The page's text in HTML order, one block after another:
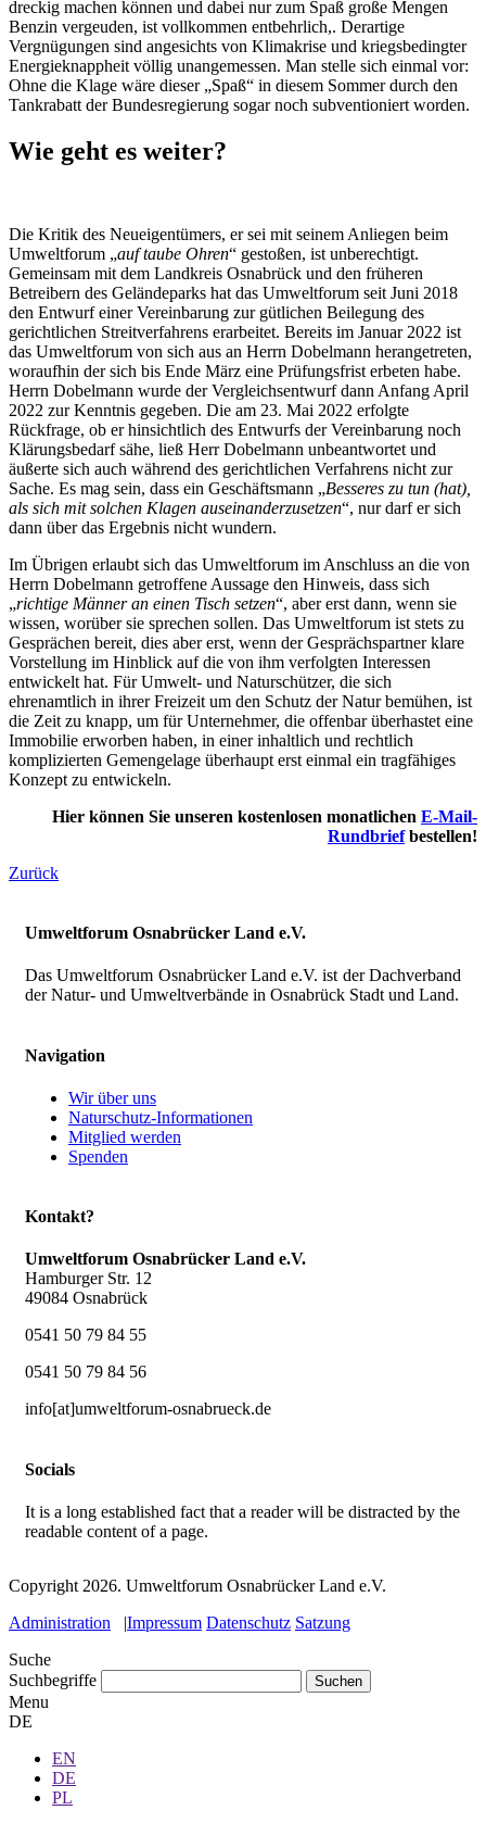
dreckig machen können und dabei nur zum Spaß große Mengen
Benzin vergeuden, ist vollkommen entbehrlich,. Derartige
Vergnügungen sind angesichts von Klimakrise und kriegsbedingter
Energieknappheit völlig unangemessen. Man stelle sich einmal vor:
Ohne die Klage wäre dieser „Spaß“ in diesem Sommer durch den
Tankrabatt der Bundesregierung sogar noch subventioniert worden.
Wie geht es weiter?
Die Kritik des Neueigentümers, er sei mit seinem Anliegen beim
Umweltforum „auf taube Ohren“ gestoßen, ist unberechtigt.
Gemeinsam mit dem Landkreis Osnabrück und den früheren
Betreibern des Geländeparks hat das Umweltforum seit Juni 2018
den Entwurf einer Vereinbarung zur gütlichen Beilegung des
gerichtlichen Streitverfahrens erarbeitet. Bereits im Januar 2022 ist
das Umweltforum von sich aus an Herrn Dobelmann herangetreten,
woraufhin der sich bis Ende März eine Prüfungsfrist erbeten habe.
Herrn Dobelmann wurde der Vergleichsentwurf dann Anfang April
2022 zur Kenntnis gegeben. Die am 23. Mai 2022 erfolgte
Rückfrage, ob er hinsichtlich des Entwurfs der Vereinbarung noch
Klärungsbedarf sähe, ließ Herr Dobelmann unbeantwortet und
äußerte sich auch während des gerichtlichen Verfahrens nicht zur
Sache. Es mag sein, dass ein Geschäftsmann „Besseres zu tun (hat),
als sich mit solchen Klagen auseinanderzusetzen“, nur darf er sich
dann über das Ergebnis nicht wundern.
Im Übrigen erlaubt sich das Umweltforum im Anschluss an die von
Herrn Dobelmann getroffene Aussage den Hinweis, dass sich
„richtige Männer an einen Tisch setzen“, aber erst dann, wenn sie
wissen, worüber sie sprechen sollen. Das Umweltforum ist stets zu
Gesprächen bereit, dies aber erst, wenn der Gesprächspartner klare
Vorstellung im Hinblick auf die von ihm verfolgten Interessen
entwickelt hat. Für Umwelt- und Naturschützer, die sich
ehrenamtlich in ihrer Freizeit um den Schutz der Natur bemühen, ist
die Zeit zu knapp, um für Unternehmer, die offenbar überhastet eine
Immobilie erworben haben, in einer inhaltlich und rechtlich
komplizierten Gemengelage überhaupt erst einmal ein tragfähiges
Konzept zu entwickeln.
Hier können Sie unseren kostenlosen monatlichen E-Mail-
Rundbriefbestellen!
Zurück
Umweltforum Osnabrücker Land e.V.
Das Umweltforum Osnabrücker Land e.V. ist der Dachverband
der Natur- und Umweltverbände in Osnabrück Stadt und Land.
Navigation
Wir über uns
Naturschutz-Informationen
Mitglied werden
Spenden
Kontakt?
Umweltforum Osnabrücker Land e.V.
Hamburger Str. 12
49084 Osnabrück
0541 50 79 84 55
0541 50 79 84 56
info[at]umweltforum-osnabrueck.de
Socials
It is a long established fact that a reader will be distracted by the
readable content of a page.
Copyright 2026. Umweltforum Osnabrücker Land e.V.
Administration |Impressum Datenschutz Satzung
Suche
Suchbegriffe
Menu
DE
EN
DE
PL